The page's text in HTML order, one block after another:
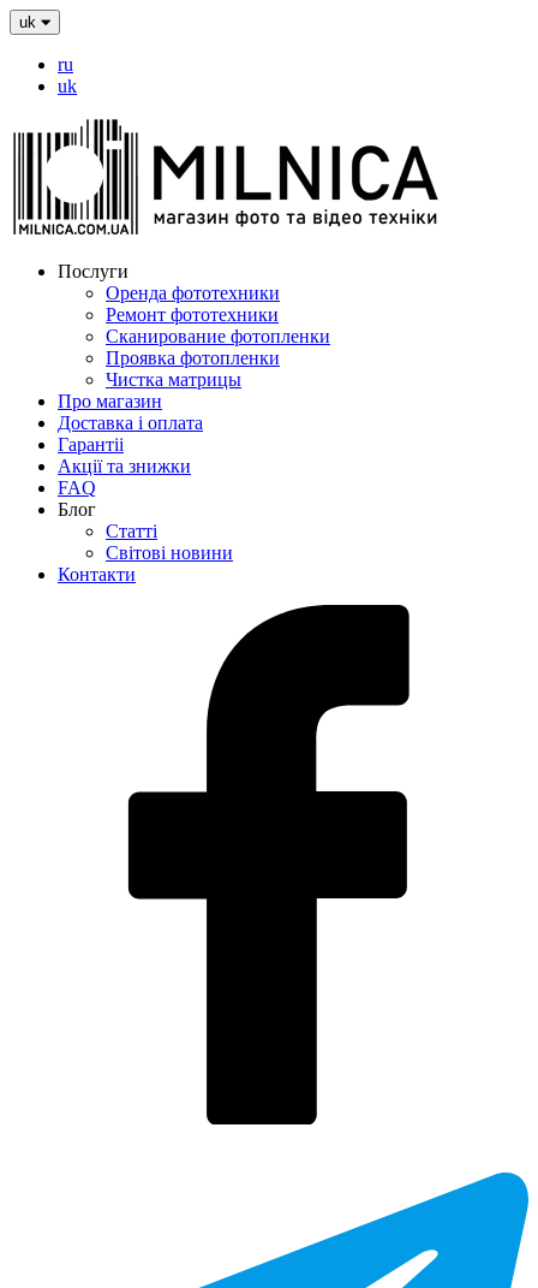
uk
ru
uk
Послуги
Оренда фототехники
Ремонт фототехники
Сканирование фотопленки
Проявка фотопленки
Чистка матрицы
Про магазин
Доставка і оплата
Гарантіі
Акції та знижки
FAQ
Блог
Статті
Світові новини
Контакти